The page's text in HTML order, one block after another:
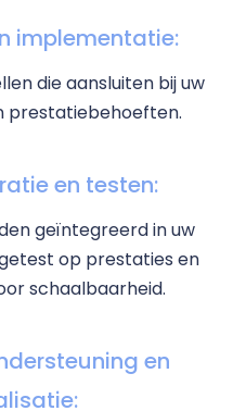
implementatie:
die aansluiten bij uw
prestatiebehoeften.
en testen:
geïntegreerd in uw
op prestaties en
schaalbaarheid.
en